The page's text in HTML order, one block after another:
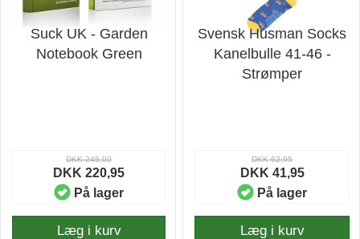
Suck UK - Garden
Notebook Green
DKK 245,00
DKK 220,95
På lager
Læg i kurv
Svensk Husman Socks
Kanelbulle 41-46 -
Strømper
DKK 62,95
DKK 41,95
På lager
Læg i kurv